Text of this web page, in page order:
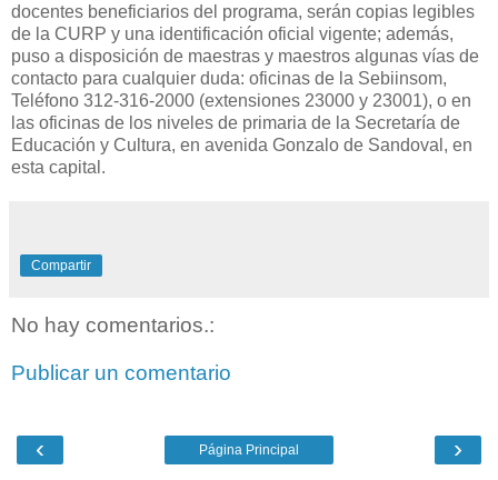
docentes beneficiarios del programa, serán copias legibles
de la CURP y una identificación oficial vigente; además,
puso a disposición de maestras y maestros algunas vías de
contacto para cualquier duda: oficinas de la Sebiinsom,
Teléfono 312-316-2000 (extensiones 23000 y 23001), o en
las oficinas de los niveles de primaria de la Secretaría de
Educación y Cultura, en avenida Gonzalo de Sandoval, en
esta capital.
Compartir
No hay comentarios.:
Publicar un comentario
‹ ›
Página Principal